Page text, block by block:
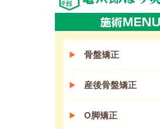
骨盤矯正
産後骨盤矯正
O脚矯正